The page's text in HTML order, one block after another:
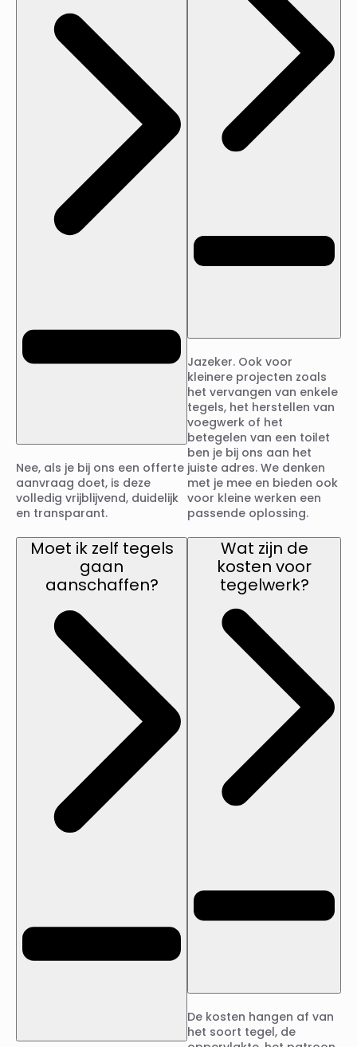
Nee, als je bij ons een offerte
aanvraag doet, is deze
volledig vrijblijvend, duidelijk
en transparant.
Moet ik zelf tegels
gaan
aanschaffen?
Jazeker. Ook voor
kleinere projecten zoals
het vervangen van enkele
tegels, het herstellen van
voegwerk of het
betegelen van een toilet
ben je bij ons aan het
juiste adres. We denken
met je mee en bieden ook
voor kleine werken een
passende oplossing.
Wat zijn de
kosten voor
tegelwerk?
De kosten hangen af van
het soort tegel, de